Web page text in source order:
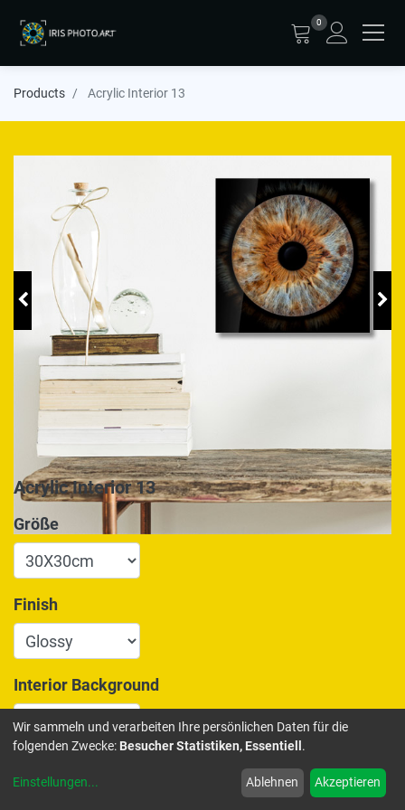
0
Products Acrylic Interior 13
Acrylic Interior 13
Größe
Finish
Interior Background
175,00€
Wir sammeln und verarbeiten Ihre persönlichen Daten für die
folgenden Zwecke: Besucher Statistiken, Essentiell .
Einstellungen... Ablehnen Akzeptieren